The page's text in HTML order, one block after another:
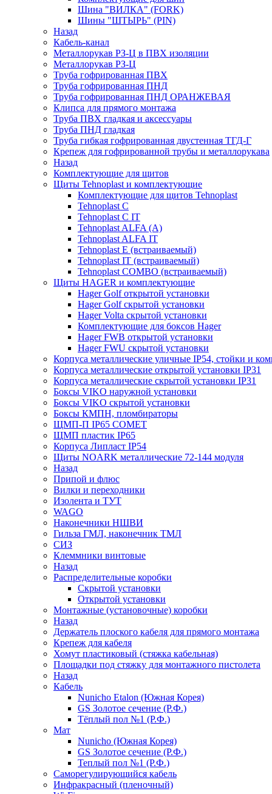
Шина "ВИЛКА" (FORK)
Шины "ШТЫРЬ" (PIN)
Назад
Кабель-канал
Металлорукав РЗ-Ц в ПВХ изоляции
Металлорукав РЗ-Ц
Труба гофрированная ПВХ
Труба гофрированная ПНД
Труба гофрированная ПНД ОРАНЖЕВАЯ
Клипса для прямого монтажа
Труба ПВХ гладкая и аксессуары
Труба ПНД гладкая
Труба гибкая гофрированная двустенная ТГД-Г
Крепеж для гофрированной трубы и металлорукава
Назад
Комплектующие для щитов
Щиты Tehnoplast и комплектующие
Комплектующие для щитов Tehnoplast
Tehnoplast C
Tehnoplast C IT
Tehnoplast ALFA (А)
Tehnoplast ALFA IT
Tehnoplast E (встраиваемый)
Tehnoplast IT (встраиваемый)
Tehnoplast COMBO (встраиваемый)
Щиты HAGER и комплектующие
Hager Golf открытой установки
Hager Golf скрытой установки
Hager Volta скрытой установки
Комплектующие для боксов Hager
Hager FWB открытой установки
Hager FWU скрытой установки
Корпуса металлические уличные IP54, стойки и
Корпуса металлические открытой установки IP31
Корпуса металлические скрытой установки IP31
Боксы VIKO наружной установки
Боксы VIKO скрытой установки
Боксы КМПН, пломбираторы
ЩМП-П IP65 COMET
ЩМП пластик IP65
Корпуса Липласт IP54
Щиты NOARK металлические 72-144 модуля
Назад
Припой и флюс
Вилки и переходники
Изолента и ТУТ
WAGO
Наконечники НШВИ
Гильза ГМЛ, наконечник ТМЛ
СИЗ
Клеммники винтовые
Назад
Распределительные коробки
Скрытой установки
Открытой установки
Монтажные (установочные) коробки
Назад
Держатель плоского кабеля для прямого монтажа
Крепеж для кабеля
Хомут пластиковый (стяжка кабельная)
Площадки под стяжку для монтажного пистолета
Назад
Кабель
Nunicho Etalon (Южная Корея)
GS Золотое сечение (Р.Ф.)
Тёплый пол №1 (Р.Ф.)
Мат
Nunicho (Южная Корея)
GS Золотое сечение (Р.Ф.)
Теплый пол №1 (Р.Ф.)
Саморегулирующийся кабель
Инфракрасный (пленочный)